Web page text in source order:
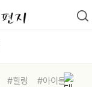
#힐링
#아이들